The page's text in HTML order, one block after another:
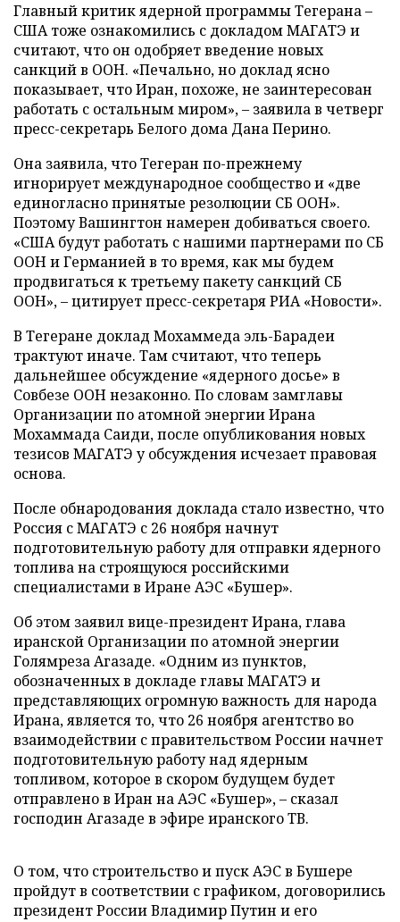
Главный критик ядерной программы Тегерана –
США тоже ознакомились с докладом МАГАТЭ и
считают, что он одобряет введение новых
санкций в ООН. «Печально, но доклад ясно
показывает, что Иран, похоже, не заинтересован
работать с остальным миром», – заявила в четверг
пресс-секретарь Белого дома Дана Перино.
Она заявила, что Тегеран по-прежнему
игнорирует международное сообщество и «две
единогласно принятые резолюции СБ ООН».
Поэтому Вашингтон намерен добиваться своего.
«США будут работать с нашими партнерами по СБ
ООН и Германией в то время, как мы будем
продвигаться к третьему пакету санкций СБ
ООН», – цитирует пресс-секретаря РИА «Новости».
В Тегеране доклад Мохаммеда эль-Барадеи
трактуют иначе. Там считают, что теперь
дальнейшее обсуждение «ядерного досье» в
Совбезе ООН незаконно. По словам замглавы
Организации по атомной энергии Ирана
Мохаммада Саиди, после опубликования новых
тезисов МАГАТЭ у обсуждения исчезает правовая
основа.
После обнародования доклада стало известно, что
Россия с МАГАТЭ с 26 ноября начнут
подготовительную работу для отправки ядерного
топлива на строящуюся российскими
специалистами в Иране АЭС «Бушер».
Об этом заявил вице-президент Ирана, глава
иранской Организации по атомной энергии
Голямреза Агазаде. «Одним из пунктов,
обозначенных в докладе главы МАГАТЭ и
представляющих огромную важность для народа
Ирана, является то, что 26 ноября агентство во
взаимодействии с правительством России начнет
подготовительную работу над ядерным
топливом, которое в скором будущем будет
отправлено в Иран на АЭС «Бушер», – сказал
господин Агазаде в эфире иранского ТВ.
О том, что строительство и пуск АЭС в Бушере
пройдут в соответствии с графиком, договорились
президент России Владимир Путин и его